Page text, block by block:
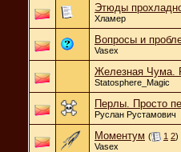
Этюды
Хламер
Вопросы и
Vasex
Железная Чума.
Statosphere_Magic
Перлы. Просто
Руслан Рустамович
Моментум ( 1 2)
Vasex